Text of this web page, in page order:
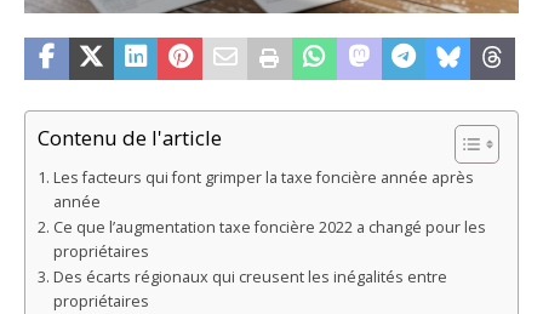
Contenu de l'article
Les facteurs qui font grimper la taxe foncière année après
année
Ce que l’augmentation taxe foncière 2022 a changé pour les
propriétaires
Des écarts régionaux qui creusent les inégalités entre
propriétaires